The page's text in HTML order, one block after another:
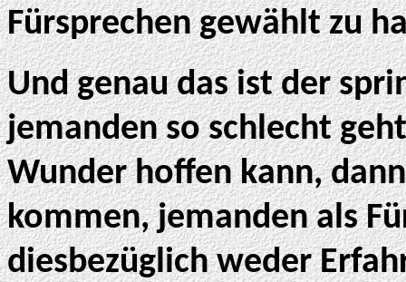
Fürsprechen gewählt zu
Und genau das ist der
jemanden so schlecht
Wunder hoffen kann,
kommen, jemanden als
diesbezüglich weder